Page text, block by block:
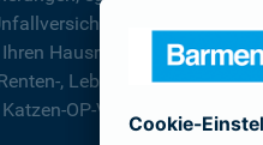
für Kinder
Hausrat, über
, Lebens- und
OP-Versicherungen.